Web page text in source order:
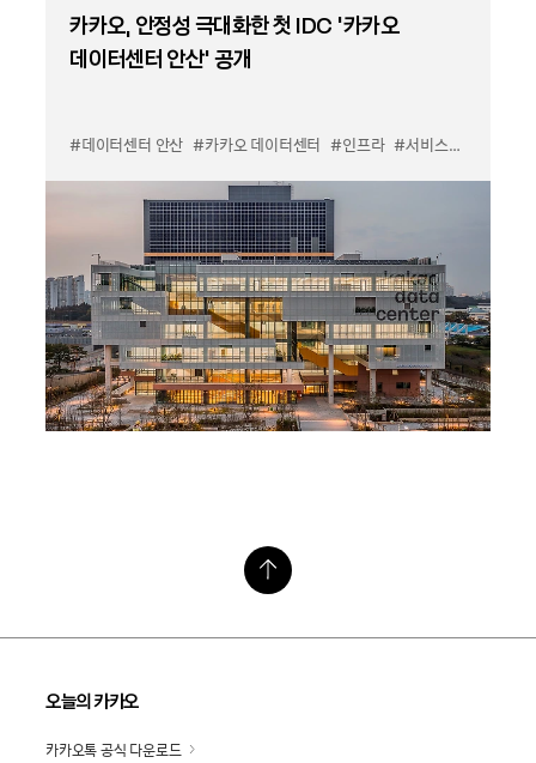
카카오, 안정성 극대화한 첫 IDC ‘카카오
데이터센터 안산’ 공개
#데이터센터 안산 #카카오 데이터센터 #인프라 #서비스안정성
오늘의 카카오
카카오톡 공식 다운로드